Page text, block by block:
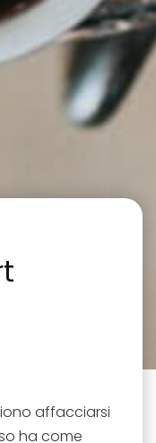
affacciarsi
ha come